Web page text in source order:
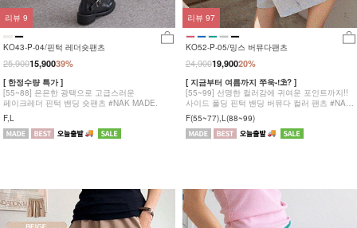
KO43-P-04/핀턱 레더숏팬츠
39%
25,90015,900
[ 한정수량 특가 ]
[55~88] 은은한 광택으로 고급스러운
페이크레더 핀턱 밴딩 숏팬츠 #NAK MADE.
F,L
리뷰 9
KO52-P-05/밍스 버뮤다팬츠
20%
24,90019,900
[ 지금부터 여름까지 쭈욱-!⛱? ]
[55~99] 선명한 컬러감에 귀여운 포인트까지!!
사이드 폴딩 핀턱 밴딩 버뮤다 컬러 팬츠 #NAK
MADE.
F(55~77),L(88~99)
리뷰 97